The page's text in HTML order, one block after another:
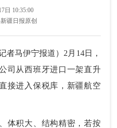
日 10:35:00
疆日报原创
马伊宁报道）2月14日，
司从西班牙进口一架直升
接进入保税库，新疆航空
积大、结构精密，若按